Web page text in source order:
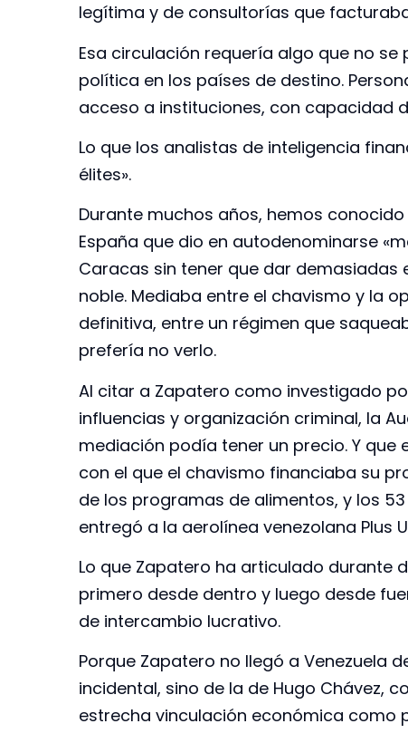
legítima y de consultorías que
Esa circulación requería algo que no
política en los países de destino.
acceso a instituciones, con capacidad
Lo que los analistas de inteligencia
élites».
Durante muchos años, hemos
España que dio en autodenominarse
Caracas sin tener que dar demasiadas
noble. Mediaba entre el chavismo y la
definitiva, entre un régimen que
prefería no verlo.
Al citar a Zapatero como investigado
influencias y organización criminal, la
mediación podía tener un precio. Y
con el que el chavismo financiaba su
de los programas de alimentos, y los
entregó a la aerolínea venezolana Plus
Lo que Zapatero ha articulado durante
primero desde dentro y luego desde
de intercambio lucrativo.
Porque Zapatero no llegó a Venezuela
incidental, sino de la de Hugo Chávez,
estrecha vinculación económica como